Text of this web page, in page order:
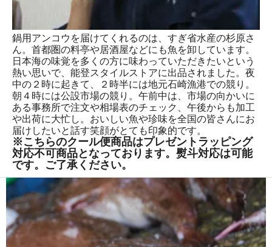
鍋用アンコウを届けてくれるのは、すぎ省水産の杉原さ
ん。首都圏の料亭や居酒屋などにも魚を卸しています。
日本海の味覚を多くの方に味わっていただきたいという
熱い思いで、能登スタイルストアに出品されました。夜
中の２時に起きて、２時半には地元石崎漁港での競り。
朝４時には公設市場の競り。午前中は、市場の向かいに
ある事務所で注文や相場表のチェック、午後からも加工
や出荷に大忙し。おいしい魚や珍味を全国の皆さんにお
届けしたいと話す笑顔がとても印象的です。
※こちらのクール便商品はプレゼントラッピング
対応不可商品となっております。熨斗対応は可能
です。ご了承ください。